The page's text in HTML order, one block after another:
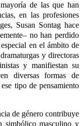
ía de las que han
en las profesiones
Susan Sontag hace
– no han perdido
en el ámbito de
y directoras
y manifiestan su
diversas formas de
tipo de pensamiento
de género contribuye
simbólico masculino y